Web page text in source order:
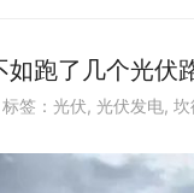
跑了几个光伏
签： 光伏, 光伏发电, 坎